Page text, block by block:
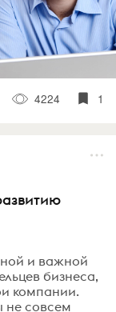
4224 1
и важной
бизнеса,
компании.
не совсем